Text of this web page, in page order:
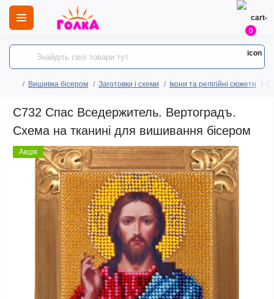
0
Вишивка бісером Заготовки і схеми Ікони та релігійні сюжети
C732 Спас Вседержитель. Вертоградъ.
Схема на тканині для вишивання бісером
Акція